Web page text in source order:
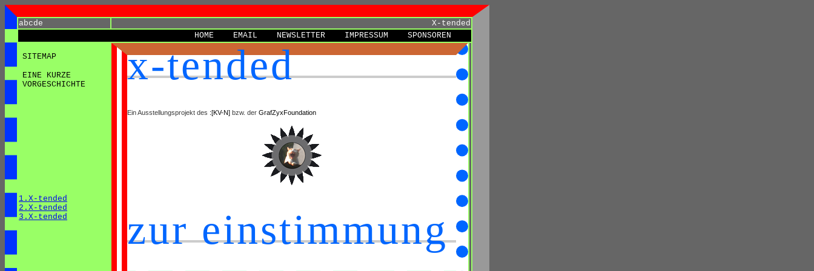
abcde
X-tended
HOME
EMAIL NEWSLETTER IMPRESSUM SPONSOREN
SITEMAP
EINE KURZE
VORGESCHICHTE
x-tended
Ein Ausstellungsprojekt des :[KV-N] bzw. der GrafZyxFoundation
zur einstimmung
1.X-tended
2.X-tended
3.X-tended